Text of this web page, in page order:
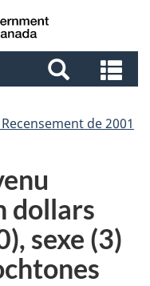
et
de 2001
dollars
sexe (3)